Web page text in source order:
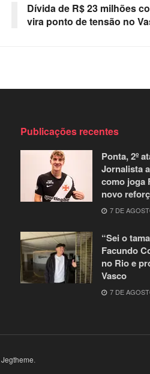
Dívida de R$ 23 milhões
vira ponto de tensão no
Publicações recentes
Ponta, 2º
Jornalista
como joga
novo
7 DE
“Sei o
Facundo
no Rio e
Vasco
7 DE
Jegtheme.